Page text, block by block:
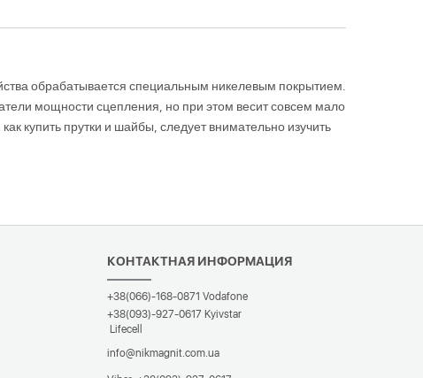
обрабатывается специальным никелевым покрытием.
мощности сцепления, но при этом весит совсем мало
купить прутки и шайбы, следует внимательно изучить
КОНТАКТНАЯ ИНФОРМАЦИЯ
+38(066)-168-0871 Vodafone
+38(093)-927-0617 Kyivstar
Lifecell
info@nikmagnit.com.ua